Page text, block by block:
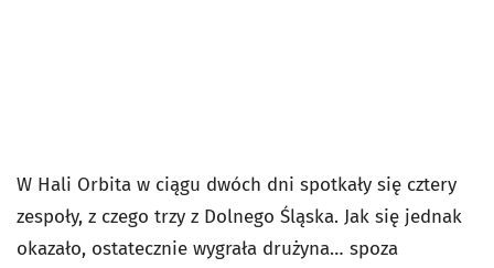
W Hali Orbita w ciągu dwóch dni spotkały się cztery
zespoły, z czego trzy z Dolnego Śląska. Jak się jednak
okazało, ostatecznie wygrała drużyna… spoza